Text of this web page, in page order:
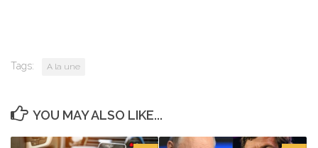
Tags: A la une
YOU MAY ALSO LIKE...